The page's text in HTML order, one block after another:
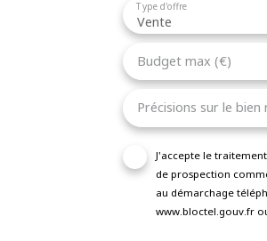
Vente
Type d'offre
Budget max (€)
Précisions sur le bien
J'accepte le
de prospection
au démarchage
www.bloctel.gouv.fr